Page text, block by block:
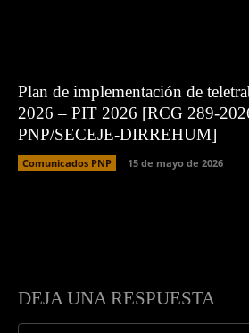
Plan de implementación de
2026 – PIT 2026 [RCG 289-
PNP/SECEJE-DIRREHUM]
Comunicados PNP 15 de mayo de 2026
DEJA UNA RESPUESTA